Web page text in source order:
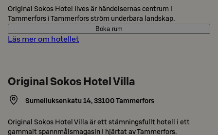
Original Sokos Hotel Ilves är händelsernas centrum i
Tammerfors i Tammerfors ström underbara landskap.
Boka rum
Läs mer om hotellet
Original Sokos Hotel Villa
Sumeliuksenkatu 14,33100Tammerfors
Original Sokos Hotel Villa är ett stämningsfullt hotell i ett
gammalt spannmålsmagasin i hjärtat av Tammerfors.